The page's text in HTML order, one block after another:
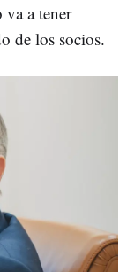
a tener
de los socios.